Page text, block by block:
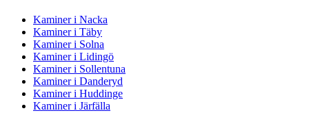
Kaminer i Nacka
Kaminer i Täby
Kaminer i Solna
Kaminer i Lidingö
Kaminer i Sollentuna
Kaminer i Danderyd
Kaminer i Huddinge
Kaminer i Järfälla